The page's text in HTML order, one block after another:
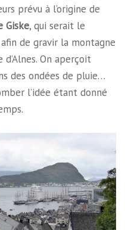
prévu à l’origine de
Giske, qui serait le
de gravir la montagne
On aperçoit
des ondées de pluie…
l’idée étant donné